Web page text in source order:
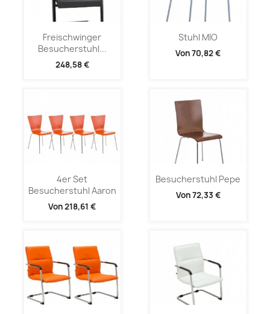
Freischwinger
Besucherstuhl...
248,58 €
Stuhl MIO
Von70,82 €
4er Set
Besucherstuhl Aaron
Von218,61 €
Besucherstuhl Pepe
Von72,33 €